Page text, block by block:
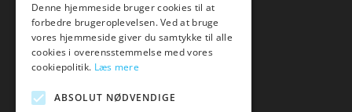
Tlf: 7876 8672
Mail: hej@amare.dk
Denne hjemmeside bruger cookies til at
forbedre brugeroplevelsen. Ved at bruge
vores hjemmeside giver du samtykke til alle
cookies i overensstemmelse med vores
cookiepolitik. Læs mere
ABSOLUT NØDVENDIGE